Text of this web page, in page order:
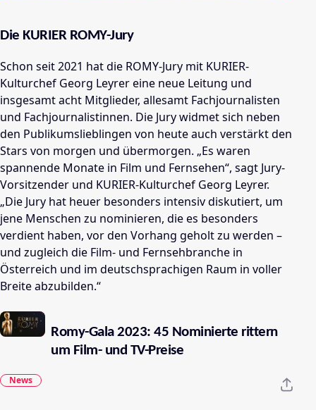
Die KURIER ROMY-Jury
Schon seit 2021 hat die ROMY-Jury mit KURIER-
Kulturchef Georg Leyrer eine neue Leitung und
insgesamt acht Mitglieder, allesamt Fachjournalisten
und Fachjournalistinnen. Die Jury widmet sich neben
den Publikumslieblingen von heute auch verstärkt den
Stars von morgen und übermorgen. „Es waren
spannende Monate in Film und Fernsehen“, sagt Jury-
Vorsitzender und KURIER-Kulturchef Georg Leyrer.
„Die Jury hat heuer besonders intensiv diskutiert, um
jene Menschen zu nominieren, die es besonders
verdient haben, vor den Vorhang geholt zu werden –
und zugleich die Film- und Fernsehbranche in
Österreich und im deutschsprachigen Raum in voller
Breite abzubilden.“
Romy-Gala 2023: 45 Nominierte rittern
um Film- und TV-Preise
News